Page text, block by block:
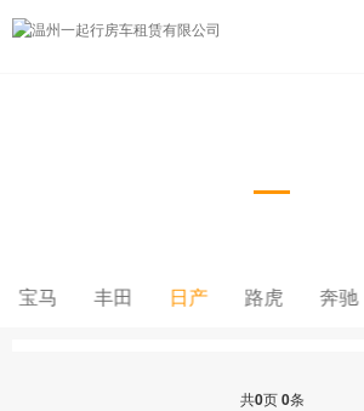
宝马 丰田 日产 路虎 奔驰
共0页0条